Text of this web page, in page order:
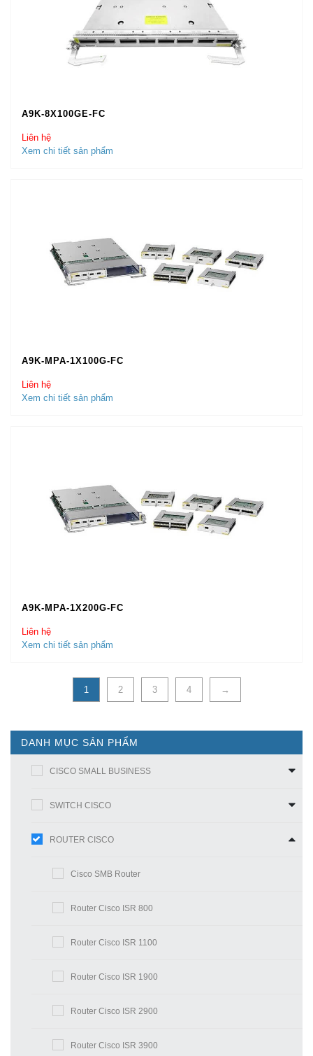
A9K-8X100GE-FC
Liên hệ
Xem chi tiết sản phẩm
A9K-MPA-1X100G-FC
Liên hệ
Xem chi tiết sản phẩm
A9K-MPA-1X200G-FC
Liên hệ
Xem chi tiết sản phẩm
1 2 3 4 →
DANH MỤC SẢN PHẨM
CISCO SMALL BUSINESS
SWITCH CISCO
ROUTER CISCO
Cisco SMB Router
Router Cisco ISR 800
Router Cisco ISR 1100
Router Cisco ISR 1900
Router Cisco ISR 2900
Router Cisco ISR 3900